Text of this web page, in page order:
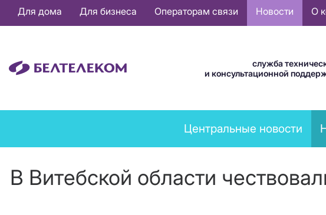
Основная
навигация
Для дома Для бизнеса Операторам связи Новости О
служба
и консультационной
News
menu
Центральные новости
В Витебской области